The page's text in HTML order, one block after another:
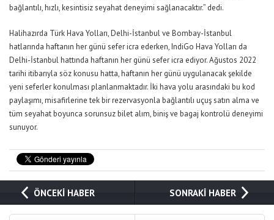
bağlantılı, hızlı, kesintisiz seyahat deneyimi sağlanacaktır.” dedi.
Halihazırda Türk Hava Yolları, Delhi-İstanbul ve Bombay-İstanbul
hatlarında haftanın her günü sefer icra ederken, IndiGo Hava Yolları da
Delhi-İstanbul hattında haftanın her günü sefer icra ediyor. Ağustos 2022
tarihi itibarıyla söz konusu hatta, haftanın her günü uygulanacak şekilde
yeni seferler konulması planlanmaktadır. İki hava yolu arasındaki bu kod
paylaşımı, misafirlerine tek bir rezervasyonla bağlantılı uçuş satın alma ve
tüm seyahat boyunca sorunsuz bilet alım, biniş ve bagaj kontrolü deneyimi
sunuyor.
ÖNCEKİ HABER SONRAKİ HABER